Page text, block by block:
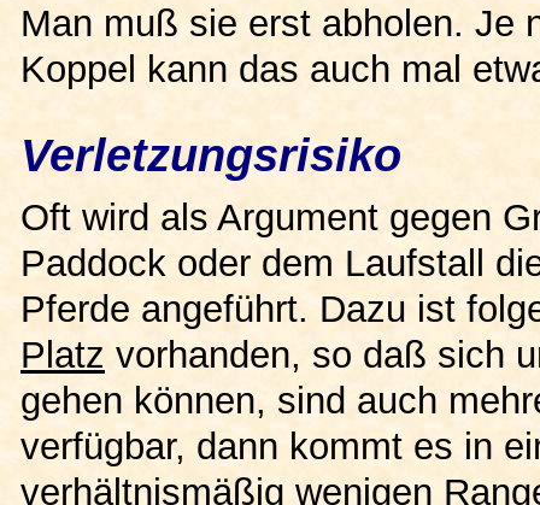
Man muß sie erst abholen. Je
Koppel kann das auch mal
Verletzungsrisiko
Oft wird als Argument gegen
Paddock oder dem Laufstall
Pferde angeführt. Dazu ist
Platz vorhanden, so daß sich
gehen können, sind auch
verfügbar, dann kommt es in
verhältnismäßig wenigen